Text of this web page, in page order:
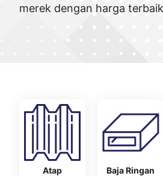
merek dengan harga
Atap Baja Ringan